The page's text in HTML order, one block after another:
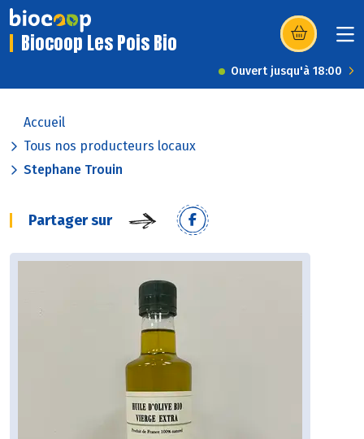
Biocoop Les Pois Bio (s’ouvre dans
Ouvert jusqu'à 18:00
Accueil
Tous nos producteurs locaux
Stephane Trouin
Partager sur